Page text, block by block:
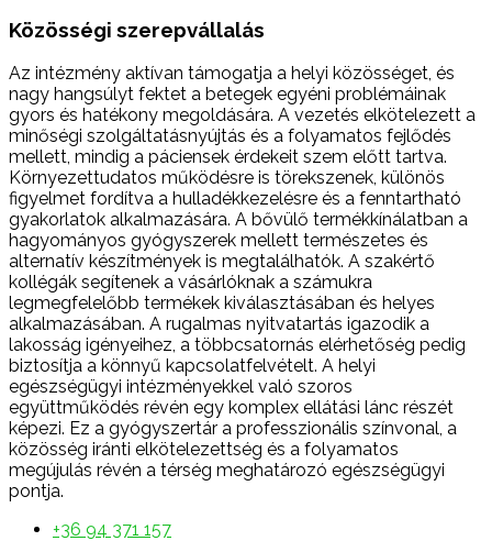
Közösségi szerepvállalás
Az intézmény aktívan támogatja a helyi közösséget, és
nagy hangsúlyt fektet a betegek egyéni problémáinak
gyors és hatékony megoldására. A vezetés elkötelezett a
minőségi szolgáltatásnyújtás és a folyamatos fejlődés
mellett, mindig a páciensek érdekeit szem előtt tartva.
Környezettudatos működésre is törekszenek, különös
figyelmet fordítva a hulladékkezelésre és a fenntartható
gyakorlatok alkalmazására. A bővülő termékkínálatban a
hagyományos gyógyszerek mellett természetes és
alternatív készítmények is megtalálhatók. A szakértő
kollégák segítenek a vásárlóknak a számukra
legmegfelelőbb termékek kiválasztásában és helyes
alkalmazásában. A rugalmas nyitvatartás igazodik a
lakosság igényeihez, a többcsatornás elérhetőség pedig
biztosítja a könnyű kapcsolatfelvételt. A helyi
egészségügyi intézményekkel való szoros
együttműködés révén egy komplex ellátási lánc részét
képezi. Ez a gyógyszertár a professzionális színvonal, a
közösség iránti elkötelezettség és a folyamatos
megújulás révén a térség meghatározó egészségügyi
pontja.
+36 94 371 157